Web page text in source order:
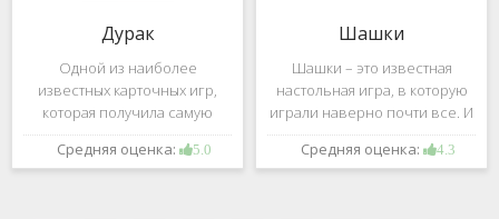
Дурак
Одной из наиболее
известных карточных игр,
которая получила самую
большую известность среди
всех людей всех возрастных
Средняя оценка: 5.0
Шашки
Шашки – это известная
настольная игра, в которую
играли наверно почти все. И
это не странно. Эта игра
имеет не сложные правила и
Средняя оценка: 4.3